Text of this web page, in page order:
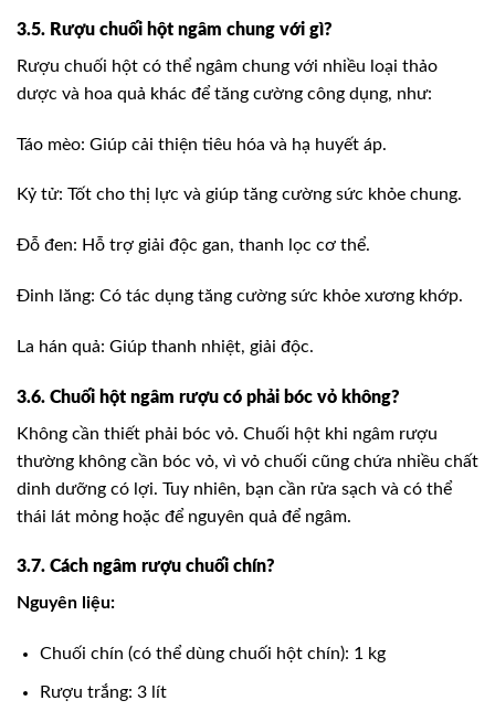
3.5. Rượu chuối hột ngâm chung với gì?
Rượu chuối hột có thể ngâm chung với nhiều loại thảo
dược và hoa quả khác để tăng cường công dụng, như:
Táo mèo: Giúp cải thiện tiêu hóa và hạ huyết áp.
Kỷ tử: Tốt cho thị lực và giúp tăng cường sức khỏe chung.
Đỗ đen: Hỗ trợ giải độc gan, thanh lọc cơ thể.
Đinh lăng: Có tác dụng tăng cường sức khỏe xương khớp.
La hán quả: Giúp thanh nhiệt, giải độc.
3.6. Chuối hột ngâm rượu có phải bóc vỏ không?
Không cần thiết phải bóc vỏ. Chuối hột khi ngâm rượu
thường không cần bóc vỏ, vì vỏ chuối cũng chứa nhiều chất
dinh dưỡng có lợi. Tuy nhiên, bạn cần rửa sạch và có thể
thái lát mỏng hoặc để nguyên quả để ngâm.
3.7. Cách ngâm rượu chuối chín?
Nguyên liệu:
Chuối chín (có thể dùng chuối hột chín): 1 kg
Rượu trắng: 3 lít